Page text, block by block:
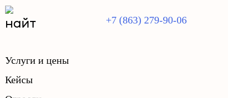
+7 (863) 279-90-06
Услуги и цены
Кейсы